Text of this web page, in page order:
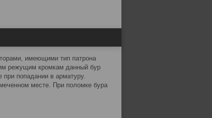
имеющими тип патрона
режущим кромкам данный бур
при попадании в арматуру.
месте. При поломке бура